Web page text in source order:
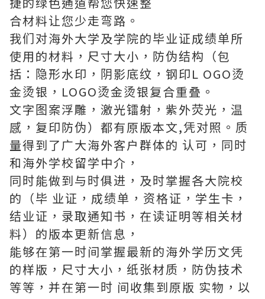
合材料让您少走弯路。
我们对海外大学及学院的毕业证成绩单所
使用的材料，尺寸大小，防伪结构（包
括：隐形水印，阴影底纹，钢印L OGO烫
金烫银，LOGO烫金烫银复合重叠。
文字图案浮雕，激光镭射，紫外荧光，温
感，复印防伪）都有原版本文,凭对照。质
量得到了广大海外客户群体的 认可，同时
和海外学校留学中介，
同时能做到与时俱进，及时掌握各大院校
的（毕 业证，成绩单，资格证，学生卡，
结业证，录取通知书，在读证明等相关材
料）的版本更新信息，
能够在第一时间掌握最新的海外学历文凭
的样版，尺寸大小，纸张材质，防伪技术
等等，并在第一时 间收集到原版 实物，以